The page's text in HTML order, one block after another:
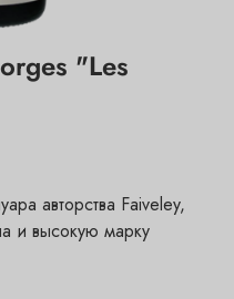
"Les
авторства Faiveley,
и высокую марку